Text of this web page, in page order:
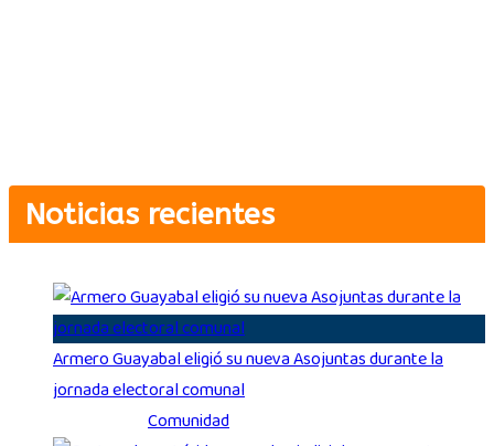
Noticias recientes
Armero Guayabal eligió su nueva Asojuntas durante la
jornada electoral comunal
Comunidad